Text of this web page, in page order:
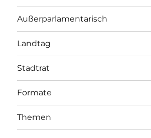
Außerparlamentarisch
Landtag
Stadtrat
Formate
Themen